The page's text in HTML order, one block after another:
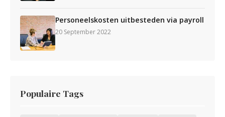
Personeelskosten uitbesteden via payroll
20 September 2022
Populaire Tags